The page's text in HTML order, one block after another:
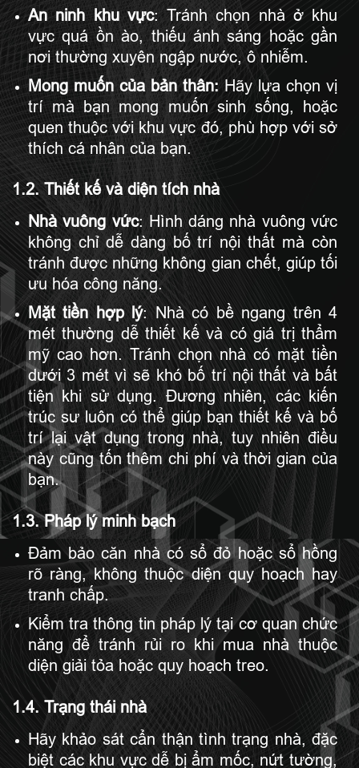
An ninh khu vực: Tránh chọn nhà ở khu
vực quá ồn ào, thiếu ánh sáng hoặc gần
nơi thường xuyên ngập nước, ô nhiễm.
Mong muốn của bản thân:Hãy lựa chọn vị
trí mà bạn mong muốn sinh sống, hoặc
quen thuộc với khu vực đó, phù hợp với sở
thích cá nhân của bạn.
1.2. Thiết kế và diện tích nhà
Nhà vuông vức: Hình dáng nhà vuông vức
không chỉ dễ dàng bố trí nội thất mà còn
tránh được những không gian chết, giúp tối
ưu hóa công năng.
Mặt tiền hợp lý: Nhà có bề ngang trên 4
mét thường dễ thiết kế và có giá trị thẩm
mỹ cao hơn. Tránh chọn nhà có mặt tiền
dưới 3 mét vì sẽ khó bố trí nội thất và bất
tiện khi sử dụng. Đương nhiên, các kiến
trúc sư luôn có thể giúp bạn thiết kế và bố
trí lại vật dụng trong nhà, tuy nhiên điều
này cũng tốn thêm chi phí và thời gian của
bạn.
1.3. Pháp lý minh bạch
Đảm bảo căn nhà có sổ đỏ hoặc sổ hồng
rõ ràng, không thuộc diện quy hoạch hay
tranh chấp.
Kiểm tra thông tin pháp lý tại cơ quan chức
năng để tránh rủi ro khi mua nhà thuộc
diện giải tỏa hoặc quy hoạch treo.
1.4. Trạng thái nhà
Hãy khảo sát cẩn thận tình trạng nhà, đặc
biệt các khu vực dễ bị ẩm mốc, nứt tường,